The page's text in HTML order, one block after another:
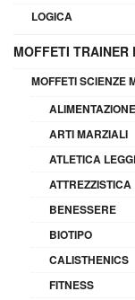
LOGICA
MOFFETI TRAINER
MOFFETI SCIENZE
ARTI MARZIALI
ATLETICA
ATTREZZISTICA
BENESSERE
BIOTIPO
CALISTHENICS
FITNESS